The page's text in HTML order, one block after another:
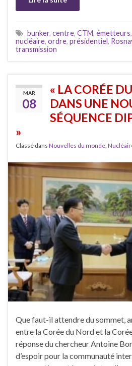
bunker, centre, CTM, émetteurs,
nucléaire, ordre, présidentiel,
transmission
MAR
08
« LA CORÉE
DANS UNE
SÉQUENCE
»
Classé dans Nouvelles du monde,
Que faut-il attendre du sommet,
entre la Corée du Nord et la
réponse du chercheur Antoine
d’espoir pour la communauté